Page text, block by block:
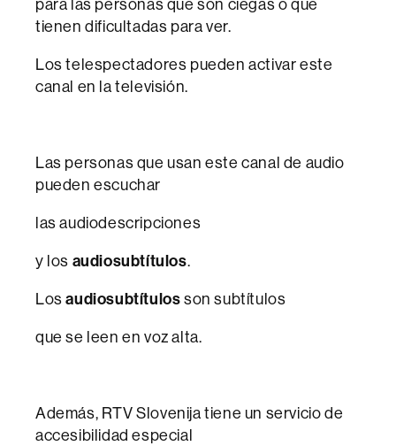
tienen dificultadas para ver.
Los telespectadores pueden activar este
canal en la televisión.
Las personas que usan este canal de audio
pueden escuchar
las audiodescripciones
y los audiosubtítulos.
Losaudiosubtítulosson subtítulos
que se leen en voz alta.
Además, RTV Slovenija tiene un servicio de
accesibilidad especial